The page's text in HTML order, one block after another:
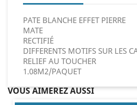
PATE BLANCHE EFFET PIERRE
MATE
RECTIFIÉ
DIFFERENTS MOTIFS SUR LES
RELIEF AU TOUCHER
1.08M2/PAQUET
VOUS AIMEREZ AUSSI